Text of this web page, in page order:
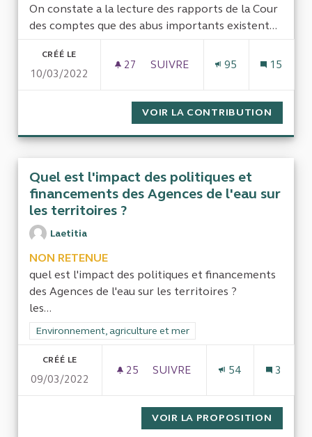
On constate a la lecture des rapports de la Cour
des comptes que des abus importants existent...
CRÉÉ LE
10/03/2022
27 27 ABONNÉS
SUIVRE
95 15
VOIR LA CONTRIBUTION
Quel est l'impact des politiques et
financements des Agences de l'eau sur
les territoires ?
Laetitia
NON RETENUE
quel est l'impact des politiques et financements
des Agences de l'eau sur les territoires ?
les...
Filtrer les résultats de la catégorie : Environnement,
Environnement, agriculture et mer
CRÉÉ LE
09/03/2022
25 25 ABONNÉS
SUIVRE
54 3
VOIR LA PROPOSITION